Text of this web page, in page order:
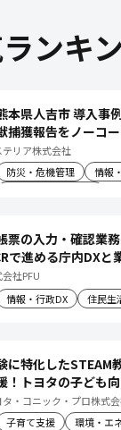
ンキ
熊本県人吉市 導入事
捕獲報告をノーコ
し、月50時間の庁内
テリア株式会社
防災・危機管理
情報
票の入力・確認業
で進める庁内DXと
社PFU
情報・行政DX
住民生
に特化したSTEAM
！トヨタの子ども
や将来について楽し
創出
タ・コニック・プロ株式
子育て支援
環境・エ